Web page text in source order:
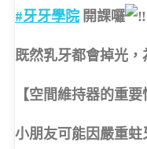
#牙牙學院 開課囉
既然乳牙都會掉光
【空間維持器的重要
小朋友可能因嚴重